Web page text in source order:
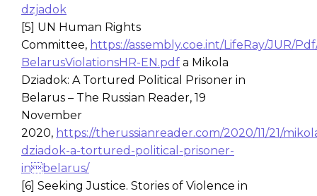
dzjadok
[5] UN Human Rights
Committee, https://assembly.coe.int/LifeRay/JUR/
BelarusViolationsHR-EN.pdf a Mikola
Dziadok: A Tortured Political Prisoner in
Belarus – The Russian Reader, 19
November
2020, https://therussianreader.com/2020/11/21/
dziadok-a-tortured-political-prisoner-
inbelarus/
[6] Seeking Justice. Stories of Violence in